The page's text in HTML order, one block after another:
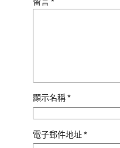
顯示名稱*
電子郵件地址*